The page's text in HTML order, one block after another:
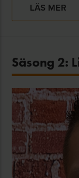
LÄS MER
Säsong 2: